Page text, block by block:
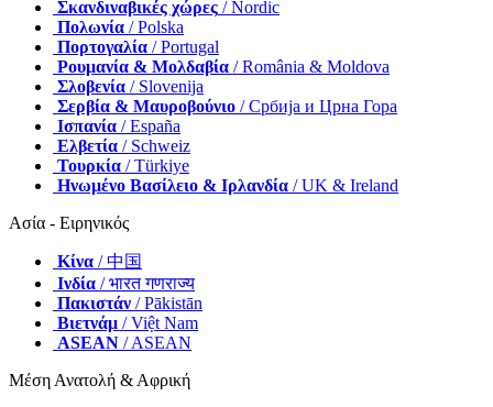
Σκανδιναβικές χώρες / Nordic
Πολωνία / Polska
Πορτογαλία / Portugal
Ρουμανία & Μολδαβία / România & Moldova
Σλοβενία / Slovenija
Σερβία & Μαυροβούνιο / Србија и Црна Гора
Ισπανία / España
Ελβετία / Schweiz
Τουρκία / Türkiye
Ηνωμένο Βασίλειο & Ιρλανδία / UK & Ireland
Ασία - Ειρηνικός
Κίνα / 中国
Ινδία / भारत गणराज्य
Πακιστάν / Pākistān
Βιετνάμ / Việt Nam
ASEAN / ASEAN
Μέση Ανατολή & Αφρική